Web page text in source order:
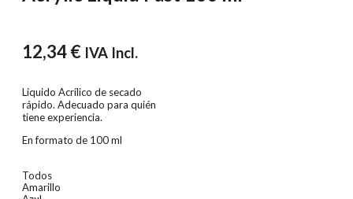
12,34€ IVA Incl.
Liquido Acrílico de secado
rápido. Adecuado para quién
tiene experiencia.
En formato de 100 ml
Todos
Amarillo